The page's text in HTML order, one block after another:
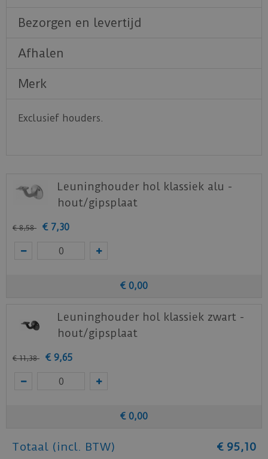
Bezorgen en levertijd
Afhalen
Merk
Exclusief houders.
Leuninghouder hol klassiek alu -
hout/gipsplaat
€ 8,58 € 7,30
€ 0,00
Leuninghouder hol klassiek zwart -
hout/gipsplaat
€ 11,38 € 9,65
€ 0,00
Totaal (incl. BTW) € 95,10